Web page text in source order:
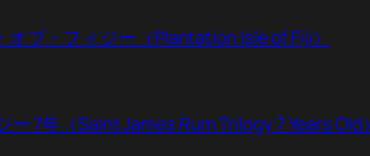
ブ・フィジー（Plantation Isle of Fiji）
7年（Saint James Rum Trilogy 7 Years Old）